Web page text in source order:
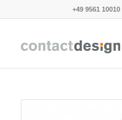
+49 9561 10010